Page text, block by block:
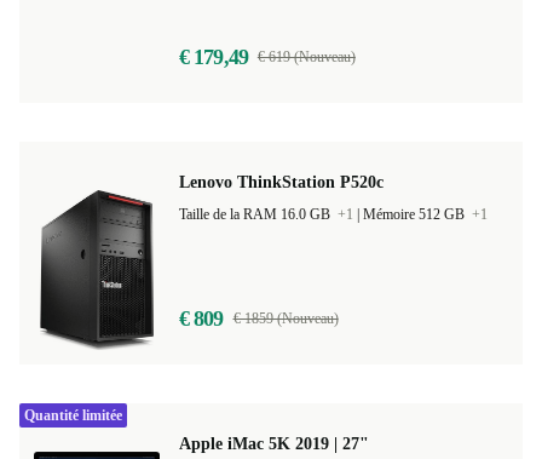
€ 179,49 € 619 (Nouveau)
Lenovo ThinkStation P520c
Taille de la RAM 16.0 GB +1 Mémoire 512 GB +1
€ 809 € 1859 (Nouveau)
Apple iMac 5K 2019 | 27"
Quantité limitée